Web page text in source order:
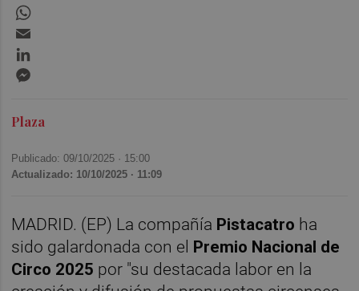
Plaza
Publicado: 09/10/2025 · 15:00
Actualizado: 10/10/2025 · 11:09
MADRID. (EP) La compañía Pistacatro ha
sido galardonada con el Premio Nacional de
Circo 2025 por "su destacada labor en la